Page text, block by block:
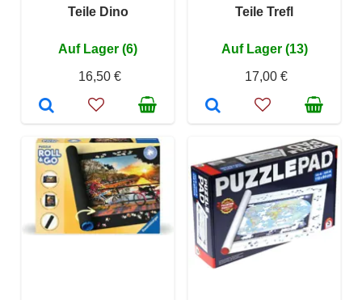
Teile Dino
Auf Lager (6)
16,50 €
Teile Trefl
Auf Lager (13)
17,00 €